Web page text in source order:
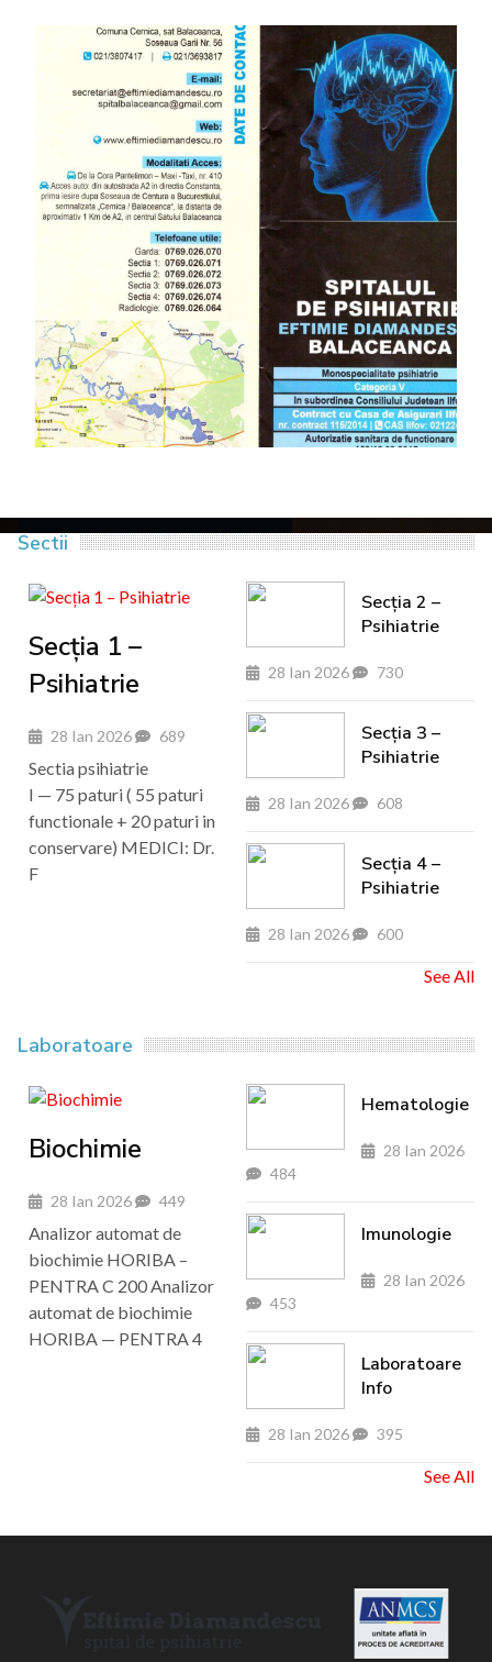
Sectii
Secția 1 –
Psihiatrie
28 Ian 2026 689
Sectia psihiatrie
I — 75 paturi ( 55 paturi
functionale + 20 paturi in
conservare) MEDICI: Dr.
F
Secția 2 –
Psihiatrie
28 Ian 2026 730
Secția 3 –
Psihiatrie
28 Ian 2026 608
Secția 4 –
Psihiatrie
28 Ian 2026 600
See All
Laboratoare
Biochimie
28 Ian 2026 449
Analizor automat de
biochimie HORIBA –
PENTRA C 200 Analizor
automat de biochimie
HORIBA — PENTRA 4
Hematologie
28 Ian 2026
484
Imunologie
28 Ian 2026
453
Laboratoare
Info
28 Ian 2026 395
See All